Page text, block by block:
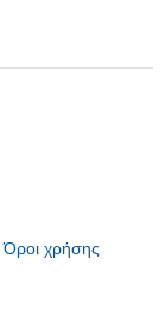
Όροι χρήσης